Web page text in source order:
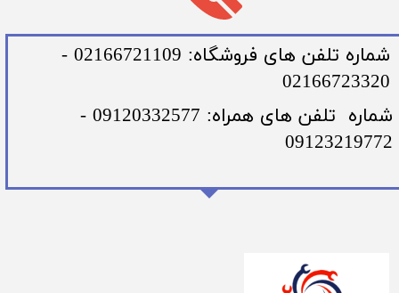
​شماره تلفن های فروشگاه: 02166721109 -
02166723320
​شماره تلفن های همراه: 09120332577 -
09123219772